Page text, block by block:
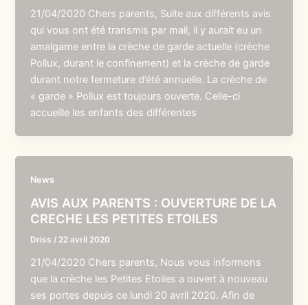
21/04/2020 Chers parents, Suite aux différents avis
qui vous ont été transmis par mail, il y aurait eu un
amalgame entre la crèche de garde actuelle (crèche
Pollux, durant le confinement) et la crèche de garde
durant notre fermeture d’été annuelle. La crèche de
« garde » Pollux est toujours ouverte. Celle-ci
accueille les enfants des différentes
News
AVIS AUX PARENTS : OUVERTURE DE LA
CRECHE LES PETITES ETOILES
Driss / 22 avril 2020
21/04/2020 Chers parents, Nous vous informons
que la crèche les Petites Etoiles a ouvert à nouveau
ses portes depuis ce lundi 20 avril 2020. Afin de